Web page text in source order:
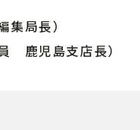
局長）
鹿児島支店長）